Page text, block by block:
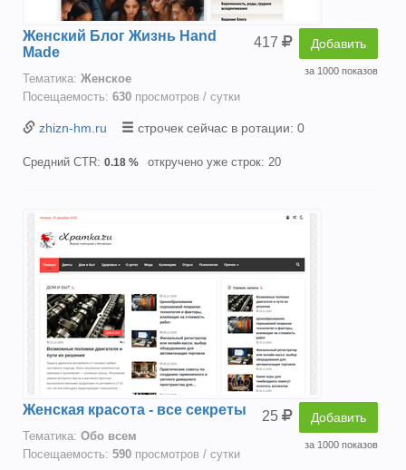
417 Добавить
за 1000 показов
Женский Блог Жизнь Hand
Made
Тематика: Женское
Посещаемость: 630 просмотров / сутки
zhizn-hm.ru строчек сейчас в ротации: 0
Средний CTR: 0.18 % откручено уже строк: 20
25 Добавить
за 1000 показов
Женская красота - все секреты
Тематика: Oбо всем
Посещаемость: 590 просмотров / сутки